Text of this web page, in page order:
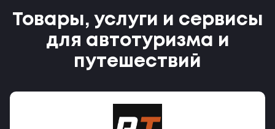
Товары, услуги и сервисы
для автотуризма и
путешествий